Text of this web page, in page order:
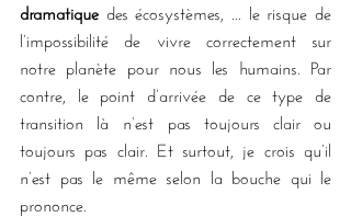
dramatique des écosystèmes, ... le risque de
l’impossibilité de vivre correctement sur
notre planète pour nous les humains. Par
contre, le point d’arrivée de ce type de
transition là n’est pas toujours clair ou
toujours pas clair. Et surtout, je crois qu’il
n’est pas le même selon la bouche qui le
prononce.